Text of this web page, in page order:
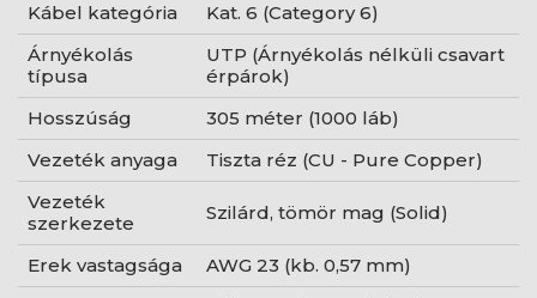
Kábel kategória
Kat. 6 (Category 6)
Árnyékolás
típusa
UTP (Árnyékolás nélküli csavart
érpárok)
Hosszúság
305 méter (1000 láb)
Vezeték anyaga
Tiszta réz (CU - Pure Copper)
Vezeték
szerkezete
Szilárd, tömör mag (Solid)
Erek vastagsága AWG 23 (kb. 0,57 mm)